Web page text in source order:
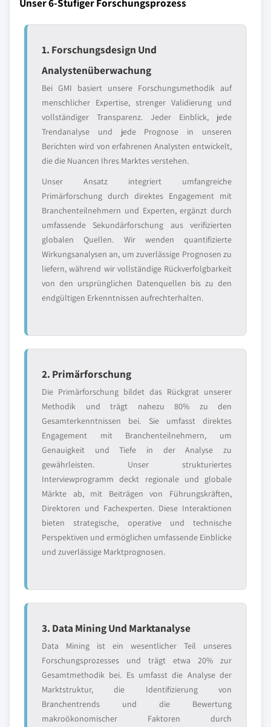
1. Forschungsdesign Und
Analystenüberwachung
Bei GMI basiert unsere Forschungsmethodik auf
menschlicher Expertise, strenger Validierung und
vollständiger Transparenz. Jeder Einblick, jede
Trendanalyse und jede Prognose in unseren
Berichten wird von erfahrenen Analysten entwickelt,
die die Nuancen Ihres Marktes verstehen.
Unser Ansatz integriert umfangreiche
Primärforschung durch direktes Engagement mit
Branchenteilnehmern und Experten, ergänzt durch
umfassende Sekundärforschung aus verifizierten
globalen Quellen. Wir wenden quantifizierte
Wirkungsanalysen an, um zuverlässige Prognosen zu
liefern, während wir vollständige Rückverfolgbarkeit
von den ursprünglichen Datenquellen bis zu den
endgültigen Erkenntnissen aufrechterhalten.
2. Primärforschung
Die Primärforschung bildet das Rückgrat unserer
Methodik und trägt nahezu 80% zu den
Gesamterkenntnissen bei. Sie umfasst direktes
Engagement mit Branchenteilnehmern, um
Genauigkeit und Tiefe in der Analyse zu
gewährleisten. Unser strukturiertes
Interviewprogramm deckt regionale und globale
Märkte ab, mit Beiträgen von Führungskräften,
Direktoren und Fachexperten. Diese Interaktionen
bieten strategische, operative und technische
Perspektiven und ermöglichen umfassende Einblicke
und zuverlässige Marktprognosen.
3. Data Mining Und Marktanalyse
Data Mining ist ein wesentlicher Teil unseres
Forschungsprozesses und trägt etwa 20% zur
Gesamtmethodik bei. Es umfasst die Analyse der
Marktstruktur, die Identifizierung von
Branchentrends und die Bewertung
makroökonomischer Faktoren durch